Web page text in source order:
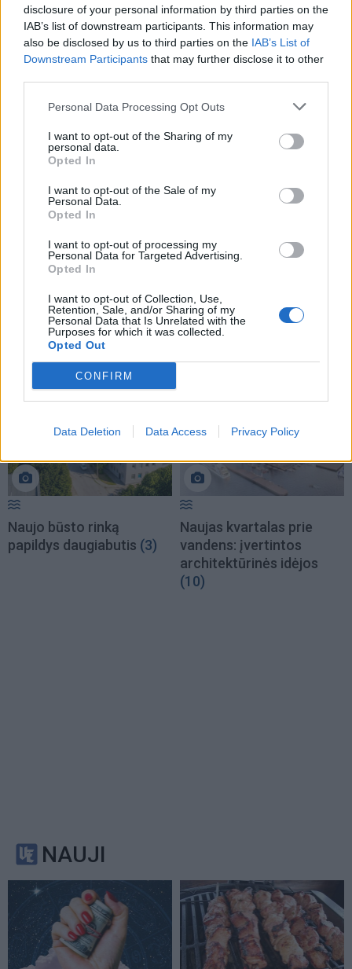
disclosure of your personal information by third parties on the
IAB’s list of downstream participants. This information may
also be disclosed by us to third parties on the IAB’s List of
Downstream Participants that may further disclose it to other
Personal Data Processing Opt Outs
I want to opt-out of the Sharing of my
personal data.
Opted In
I want to opt-out of the Sale of my
Personal Data.
Opted In
I want to opt-out of processing my
Personal Data for Targeted Advertising.
Opted In
I want to opt-out of Collection, Use,
Retention, Sale, and/or Sharing of my
Personal Data that Is Unrelated with the
Purposes for which it was collected.
Opted Out
CONFIRM
Data Deletion Data Access Privacy Policy
Miestas atsisako priimti
didžiulio daugiabučio
Kainos ne kyla - jos šauna
Žvejybos uosto rajone -
naujas devynaukštis
Naujų butų pardavimai:
Naujo būsto rinką
papildys daugiabutis (3)
Naujas kvartalas prie
vandens: įvertintos
architektūrinės idėjos
(10)
NAUJI